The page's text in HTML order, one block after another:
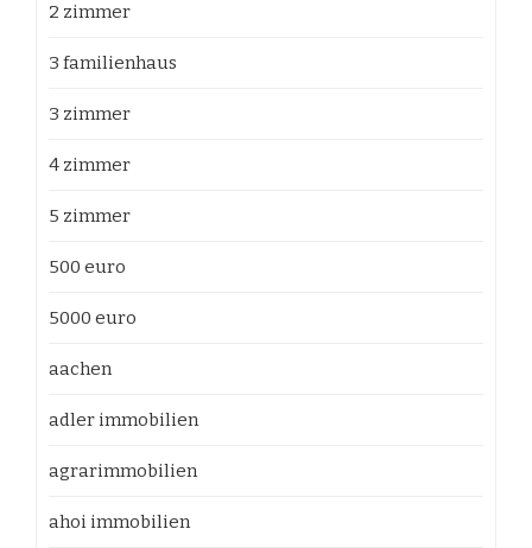
2 zimmer
3 familienhaus
3 zimmer
4 zimmer
5 zimmer
500 euro
5000 euro
aachen
adler immobilien
agrarimmobilien
ahoi immobilien